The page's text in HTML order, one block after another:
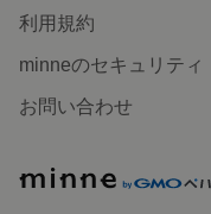
利用規約
minneのセキュリティ
お問い合わせ